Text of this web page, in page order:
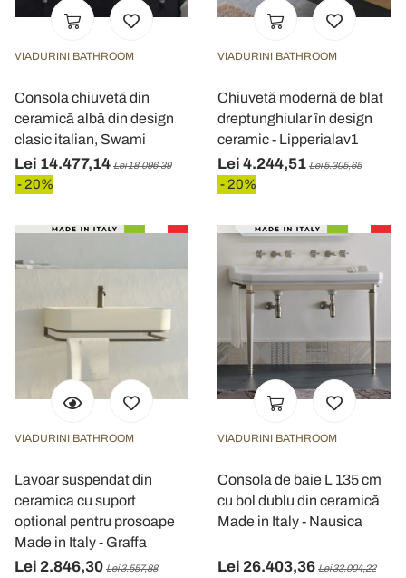
VIADURINI BATHROOM
Consola chiuvetă din
ceramică albă din design
clasic italian, Swami
Lei 14.477,14 Lei 18.096,39
- 20%
VIADURINI BATHROOM
Chiuvetă modernă de blat
dreptunghiular în design
ceramic - Lipperialav1
Lei 4.244,51 Lei 5.305,65
- 20%
VIADURINI BATHROOM
Lavoar suspendat din
ceramica cu suport
optional pentru prosoape
Made in Italy - Graffa
Lei 2.846,30 Lei 3.557,88
VIADURINI BATHROOM
Consola de baie L 135 cm
cu bol dublu din ceramică
Made in Italy - Nausica
Lei 26.403,36 Lei 33.004,22